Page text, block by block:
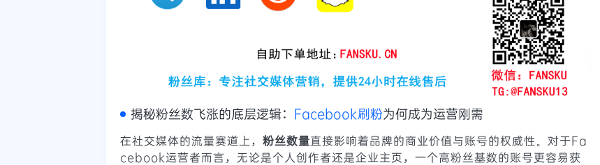
揭秘粉丝数飞涨的底层逻辑： Facebook刷粉为何成为运营刚需
在社交媒体的流量赛道上， 粉丝数量直接影响着品牌的商业价值与账号的权威性。对于Fa
cebook运营者而言，无论是个人创作者还是企业主页，一个高粉丝基数的账号更容易获